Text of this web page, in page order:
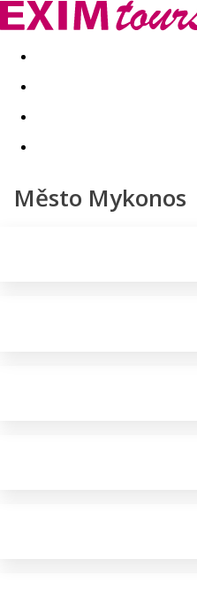
Akční nabídky Last minute
Město Mykonos